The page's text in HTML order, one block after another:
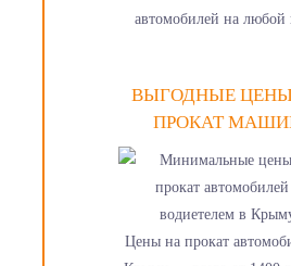
автомобилей на любой
ВЫГОДНЫЕ
ПРОКАТ
Цены на прокат